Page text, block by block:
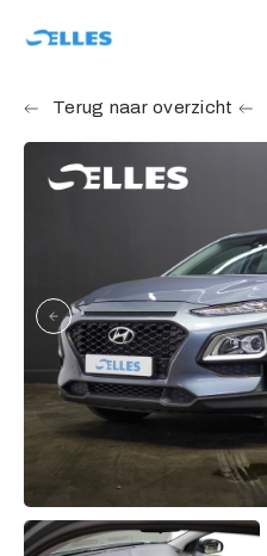
Home
Aanbod
Autoverhuur
Diensten
Werkplaats
Over ons
Verkocht
Vacatures
Contact
Terug naar overzicht